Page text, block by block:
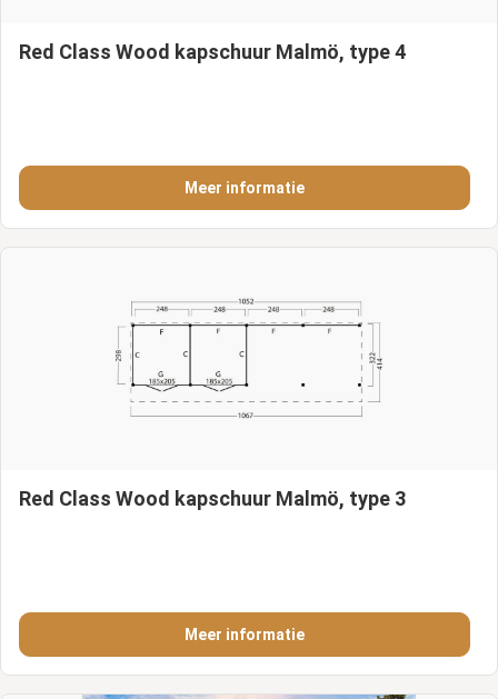
Red Class Wood kapschuur Malmö, type 4
Meer informatie
Red Class Wood kapschuur Malmö, type 3
Meer informatie